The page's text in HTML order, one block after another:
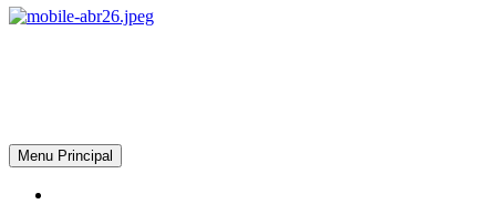
Menu Principal